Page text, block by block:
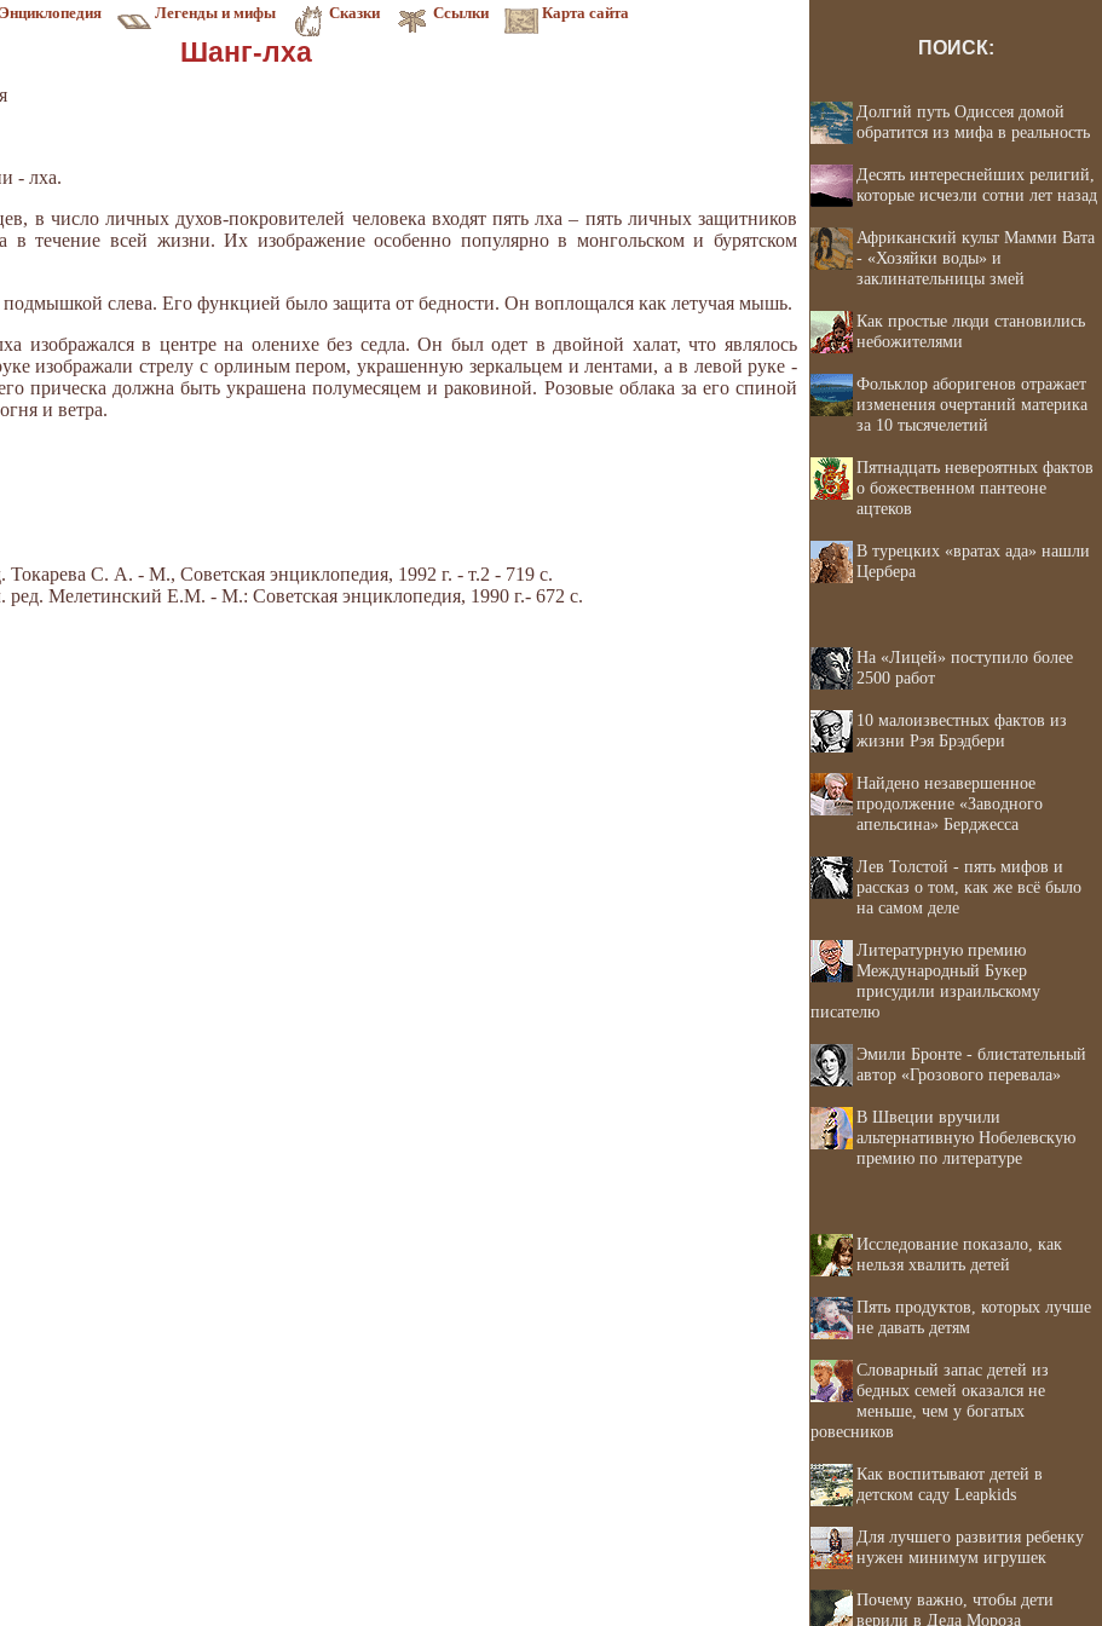
Энциклопедия Легенды и мифы Сказки Ссылки Карта сайта
Шанг-лха
- лха.
в число личных духов-покровителей человека входят пять лха – пять личных защитников
в течение всей жизни. Их изображение особенно популярно в монгольском и бурятском
слева. Его функцией было защита от бедности. Он воплощался как летучая мышь.
изображался в центре на оленихе без седла. Он был одет в двойной халат, что являлось
изображали стрелу с орлиным пером, украшенную зеркальцем и лентами, а в левой руке -
прическа должна быть украшена полумесяцем и раковиной. Розовые облака за его спиной
и ветра.
С. А. - М., Советская энциклопедия, 1992 г. - т.2 - 719 с.
ред. Мелетинский Е.М. - М.: Советская энциклопедия, 1990 г.- 672 с.
ПОИСК:
Долгий путь Одиссея домой
обратится из мифа в реальность
Десять интереснейших религий,
которые исчезли сотни лет назад
Африканский культ Мамми Вата
- «Хозяйки воды» и
заклинательницы змей
Как простые люди становились
небожителями
Фольклор аборигенов отражает
изменения очертаний материка
за 10 тысячелетий
Пятнадцать невероятных фактов
о божественном пантеоне
ацтеков
В турецких «вратах ада» нашли
Цербера
На «Лицей» поступило более
2500 работ
10 малоизвестных фактов из
жизни Рэя Брэдбери
Найдено незавершенное
продолжение «Заводного
апельсина» Берджесса
Лев Толстой - пять мифов и
рассказ о том, как же всё было
на самом деле
Литературную премию
Международный Букер
присудили израильскому
писателю
Эмили Бронте - блистательный
автор «Грозового перевала»
В Швеции вручили
альтернативную Нобелевскую
премию по литературе
Исследование показало, как
нельзя хвалить детей
Пять продуктов, которых лучше
не давать детям
Словарный запас детей из
бедных семей оказался не
меньше, чем у богатых
ровесников
Как воспитывают детей в
детском саду Leapkids
Для лучшего развития ребенку
нужен минимум игрушек
Почему важно, чтобы дети
верили в Деда Мороза